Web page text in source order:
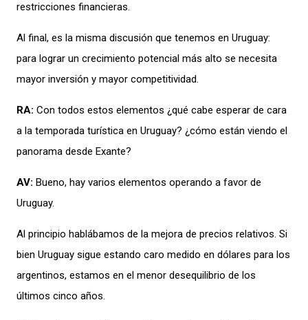
restricciones financieras.
Al final, es la misma discusión que tenemos en Uruguay:
para lograr un crecimiento potencial más alto se necesita
mayor inversión y mayor competitividad.
RA: Con todos estos elementos ¿qué cabe esperar de cara
a la temporada turística en Uruguay? ¿cómo están viendo el
panorama desde Exante?
AV: Bueno, hay varios elementos operando a favor de
Uruguay.
Al principio hablábamos de la mejora de precios relativos. Si
bien Uruguay sigue estando caro medido en dólares para los
argentinos, estamos en el menor desequilibrio de los
últimos cinco años.